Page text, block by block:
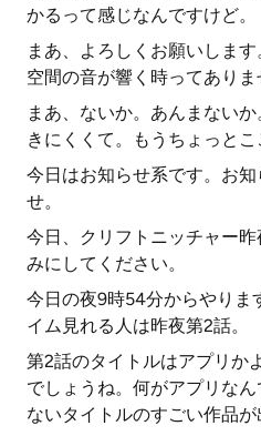
かるって感じなんですけど。
まあ、よろしくお願いしま
空間の音が響く時ってありま
まあ、ないか。あんまない
きにくくて。もうちょっとこ
今日はお知らせ系です。お
せ。
今日、クリフトニッチャー
みにしてください。
今日の夜9時54分からやりま
イム見れる人は昨夜第2話。
第2話のタイトルはアプリか
でしょうね。何がアプリな
ないタイトルのすごい作品が